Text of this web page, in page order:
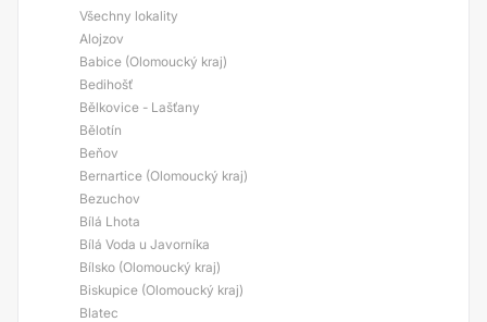
Všechny lokality
Alojzov
Babice (Olomoucký kraj)
Bedihošť
Bělkovice - Lašťany
Bělotín
Beňov
Bernartice (Olomoucký kraj)
Bezuchov
Bílá Lhota
Bílá Voda u Javorníka
Bílsko (Olomoucký kraj)
Biskupice (Olomoucký kraj)
Blatec